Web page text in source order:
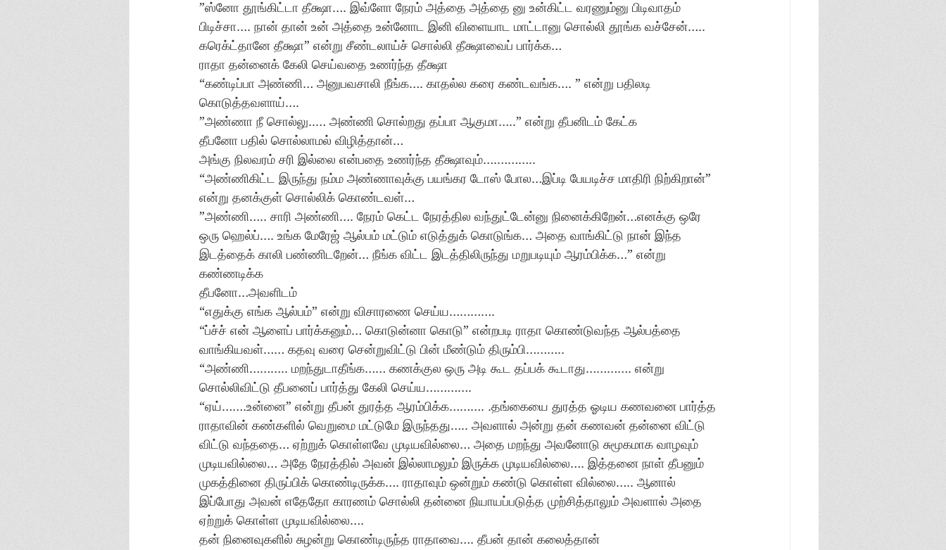
”ஸ்னோ தூங்கிட்டா தீக்ஷா…. இவ்ளோ நேரம் அத்தை அத்தை னு உன்கிட்ட வரணும்னு பிடிவாதம்
பிடிச்சா…. நான் தான் உன் அத்தை உன்னோட இனி விளையாட மாட்டானு சொல்லி தூங்க வச்சேன்…..
கரெக்ட்தானே தீக்ஷா” என்று சீண்டலாய்ச் சொல்லி தீக்ஷாவைப் பார்க்க…
ராதா தன்னைக் கேலி செய்வதை உணர்ந்த தீக்ஷா
“கண்டிப்பா அண்ணி… அனுபவசாலி நீங்க…. காதல்ல கரை கண்டவங்க…. ” என்று பதிலடி
கொடுத்தவளாய்….
”அண்ணா நீ சொல்லு..… அண்ணி சொல்றது தப்பா ஆகுமா…..” என்று தீபனிடம் கேட்க
தீபனோ பதில் சொல்லாமல் விழித்தான்…
அங்கு நிலவரம் சரி இல்லை என்பதை உணர்ந்த தீக்ஷாவும்….………..
“அண்ணிகிட்ட இருந்து நம்ம அண்ணாவுக்கு பயங்கர டோஸ் போல…இப்டி பேயடிச்ச மாதிரி நிற்கிறான்”
என்று தனக்குள் சொல்லிக் கொண்டவள்…
”அண்ணி….. சாரி அண்ணி…. நேரம் கெட்ட நேரத்தில வந்துட்டேன்னு நினைக்கிறேன்…எனக்கு ஒரே
ஒரு ஹெல்ப்…. உங்க மேரேஜ் ஆல்பம் மட்டும் எடுத்துக் கொடுங்க… அதை வாங்கிட்டு நான் இந்த
இடத்தைக் காலி பண்ணிடறேன்… நீங்க விட்ட இடத்திலிருந்து மறுபடியும் ஆரம்பிக்க…” என்று
கண்ணடிக்க
தீபனோ…அவளிடம்
“எதுக்கு எங்க ஆல்பம்” என்று விசாரணை செய்ய………….
“ப்ச்ச் என் ஆளைப் பார்க்கனும்… கொடுன்னா கொடு” என்றபடி ராதா கொண்டுவந்த ஆல்பத்தை
வாங்கியவள்…… கதவு வரை சென்றுவிட்டு பின் மீண்டும் திரும்பி………..
“அண்ணி……….. மறந்துடாதீங்க…… கணக்குல ஒரு அடி கூட தப்பக் கூடாது…………. என்று
சொல்லிவிட்டு தீபனைப் பார்த்து கேலி செய்ய………….
“ஏய்…….உன்னை” என்று தீபன் துரத்த ஆரம்பிக்க………. .தங்கையை துரத்த ஓடிய கணவனை பார்த்த
ராதாவின் கண்களில் வெறுமை மட்டுமே இருந்தது….. அவளால் அன்று தன் கணவன் தன்னை விட்டு
விட்டு வந்ததை… ஏற்றுக் கொள்ளவே முடியவில்லை… அதை மறந்து அவனோடு சுமூகமாக வாழவும்
முடியவில்லை… அதே நேரத்தில் அவன் இல்லாமலும் இருக்க முடியவில்லை…. இத்தனை நாள் தீபனும்
முகத்தினை திருப்பிக் கொண்டிருக்க…. ராதாவும் ஒன்றும் கண்டு கொள்ள வில்லை….. ஆனால்
இப்போது அவன் எதேதோ காரணம் சொல்லி தன்னை நியாயப்படுத்த முற்சித்தாலும் அவளால் அதை
ஏற்றுக் கொள்ள முடியவில்லை….
தன் நினைவுகளில் சுழன்று கொண்டிருந்த ராதாவை…. தீபன் தான் கலைத்தான்